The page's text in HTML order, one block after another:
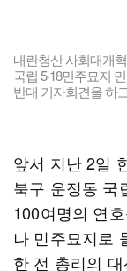
내란청산 사회대개
국립 5·18민주묘지
반대 기자회견을 하
앞서 지난 2일
북구 운정동 국
100여명의 연
나 민주묘지로
한 전 총리의